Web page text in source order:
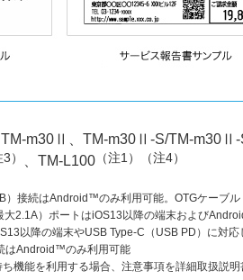
TM-m30Ⅱ、TM-m30Ⅱ-S/TM-m30Ⅱ-
3） 、TM-L100 （注1）（注4）
）接続はAndroid™のみ利用可能。OTGケーブル
大2.1A）ポートはiOS13以降の端末および
以降の端末やUSB Type-C（USB PD）に対
はAndroid™のみ利用可能
機能を利用する場合、注意事項を詳細取扱説明